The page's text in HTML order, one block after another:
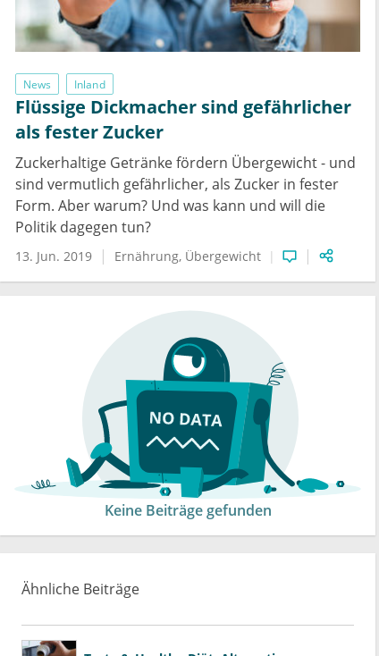
News Inland
Flüssige Dickmacher sind gefährlicher
als fester Zucker
Zuckerhaltige Getränke fördern Übergewicht - und
sind vermutlich gefährlicher, als Zucker in fester
Form. Aber warum? Und was kann und will die
Politik dagegen tun?
13. Jun. 2019 Ernährung Übergewicht
Keine Beiträge gefunden
Ähnliche Beiträge